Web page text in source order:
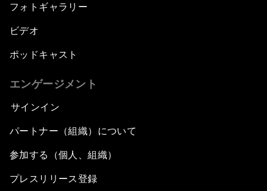
フォトギャラリー
ビデオ
ポッドキャスト
エンゲージメント
サインイン
パートナー（組織）について
参加する（個人、組織）
プレスリリース登録